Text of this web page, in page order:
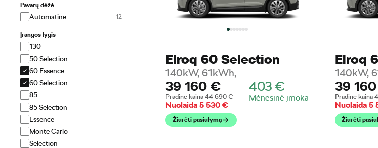
Pavarų dėžė
Automatinė
Įrangos lygis
130
50 Selection
60 Essence
60 Selection
85
85 Selection
Essence
Monte Carlo
Selection
Elroq 60 Selection
140kW, 61kWh,
39 160 €
Pradinė kaina 44 690 €
Nuolaida 5 530 €
403 €
Mėnesinė įmoka
Žiūrėti pasiūlymą
Elroq
140kW,
39 160
Pradinė kaina
Nuolaida 5
Žiūrėti